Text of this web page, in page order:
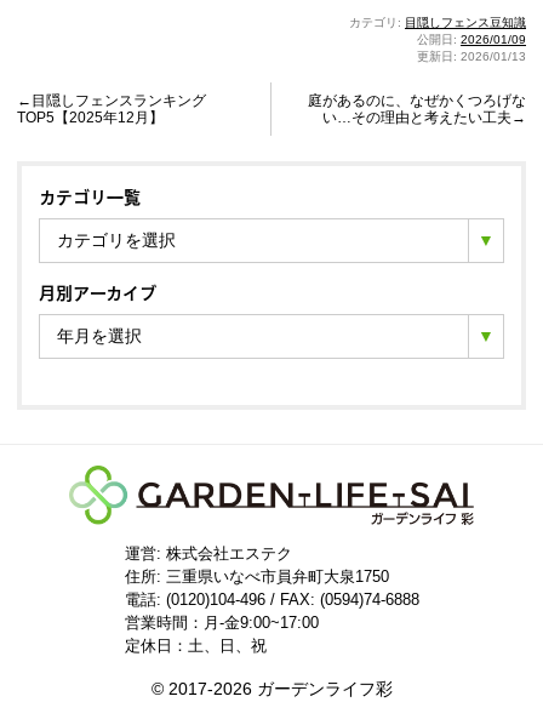
カテゴリ: 目隠しフェンス豆知識
公開日: 2026/01/09
更新日: 2026/01/13
←目隠しフェンスランキング
TOP5【2025年12月】
庭があるのに、なぜかくつろげな
い…その理由と考えたい工夫→
カテゴリ一覧
カテゴリを選択
月別アーカイブ
年月を選択
運営: 株式会社エステク
住所: 三重県いなべ市員弁町大泉1750
電話: (0120)104-496 / FAX: (0594)74-6888
営業時間：月-金9:00~17:00
定休日：土、日、祝
© 2017-2026 ガーデンライフ彩